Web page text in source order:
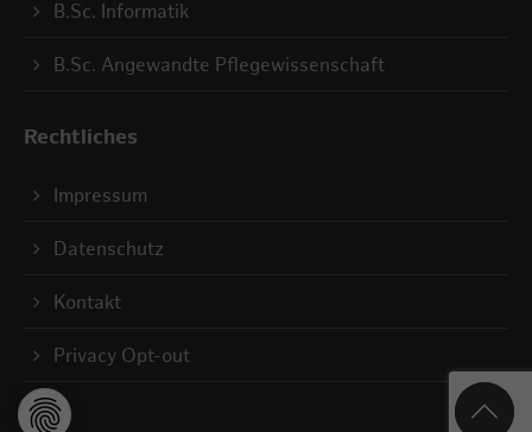
B.Sc. Informatik
B.Sc. Angewandte Pflegewissenschaft
Rechtliches
Impressum
Datenschutz
Kontakt
Privacy Opt-out